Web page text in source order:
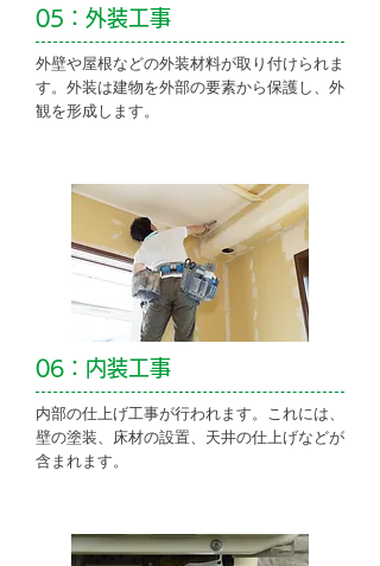
05：外装工事
外壁や屋根などの外装材料が取り付けられま
す。外装は建物を外部の要素から保護し、外
観を形成します。
06：内装工事
内部の仕上げ工事が行われます。これには、
壁の塗装、床材の設置、天井の仕上げなどが
含まれます。